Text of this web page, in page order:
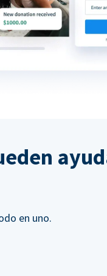
en uno.